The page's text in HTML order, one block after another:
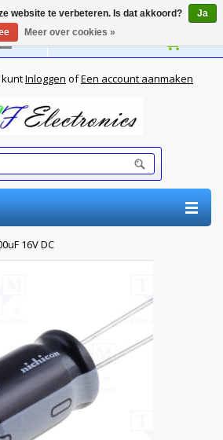
Inloggen ofEen account aanmaken
16V DC
website te verbeteren. Is dat akkoord?
Ja
Meer over cookies »